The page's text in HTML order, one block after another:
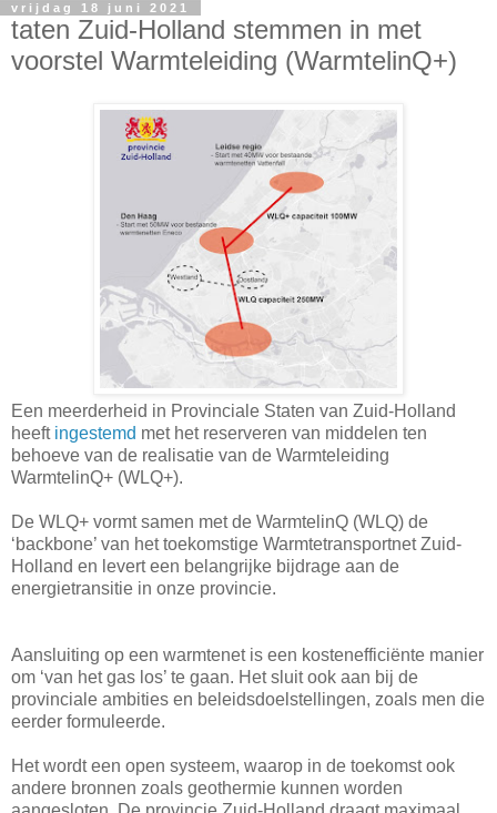
vrijdag 18 juni 2021
taten Zuid-Holland stemmen in met
voorstel Warmteleiding (WarmtelinQ+)
Een meerderheid in Provinciale Staten van Zuid-Holland
heeft ingestemd met het reserveren van middelen ten
behoeve van de realisatie van de Warmteleiding
WarmtelinQ+ (WLQ+).
De WLQ+ vormt samen met de WarmtelinQ (WLQ) de
‘backbone’ van het toekomstige Warmtetransportnet Zuid-
Holland en levert een belangrijke bijdrage aan de
energietransitie in onze provincie.
Aansluiting op een warmtenet is een kostenefficiënte manier
om ‘van het gas los’ te gaan. Het sluit ook aan bij de
provinciale ambities en beleidsdoelstellingen, zoals men die
eerder formuleerde.
Het wordt een open systeem, waarop in de toekomst ook
andere bronnen zoals geothermie kunnen worden